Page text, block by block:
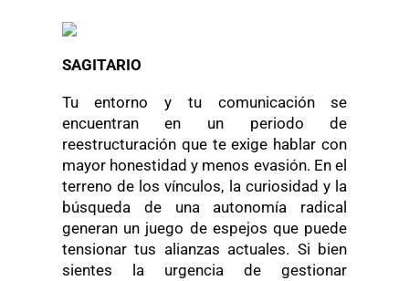
SAGITARIO
Tu entorno y tu comunicación se
encuentran en un periodo de
reestructuración que te exige hablar con
mayor honestidad y menos evasión. En el
terreno de los vínculos, la curiosidad y la
búsqueda de una autonomía radical
generan un juego de espejos que puede
tensionar tus alianzas actuales. Si bien
sientes la urgencia de gestionar